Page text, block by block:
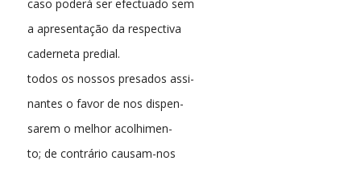
caso poderá ser efectuado sem
a apresentação da respectiva
caderneta predial.
todos os nossos presados assi-
nantes o favor de nos dispen-
sarem o melhor acolhimen-
to; de contrário causam-nos